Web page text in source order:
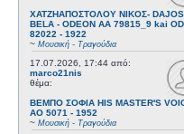
ΧΑΤΖΗΑΠΟΣΤΟΛΟΥ ΝΙΚΟΣ- DAJOS
BELA - ODEON AA 79815_9 kai
82022 - 1922
~ Μουσική - Τραγούδια
17.07.2026, 17:44 από:
marco21nis
θέμα:
ΒΕΜΠΟ ΣΟΦΙΑ HIS MASTER'S
AO 5071 - 1952
~ Μουσική - Τραγούδια
Η δημιουργία
Η χρήση του υλικού της
1. Να αναφέρετε τον αρχικό